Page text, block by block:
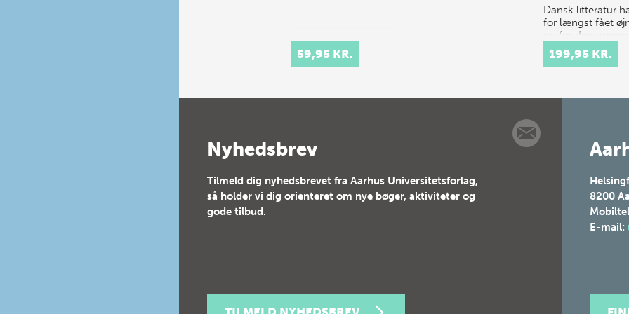
59,95 KR.
Dansk litteratur
for længst fået
op for den grønne
dagsorden. I
boghandlen er
en fast del a…
199,95 KR.
Nyhedsbrev
Tilmeld dig nyhedsbrevet fra Aarhus Universitetsforlag,
så holder vi dig orienteret om nye bøger, aktiviteter og
gode tilbud.
8200
E-mail: